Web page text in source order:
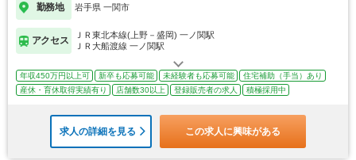
勤務地 岩手県 一関市
アクセス
ＪＲ東北本線(上野－盛岡) 一ノ関駅
ＪＲ大船渡線 一ノ関駅
年収450万円以上可 新卒も応募可能 未経験者も応募可能
住宅補助（手当）あり
産休・育休取得実績有り
店舗数30以上 登録販売者の求人 積極採用中
求人の詳細を見る この求人に興味がある